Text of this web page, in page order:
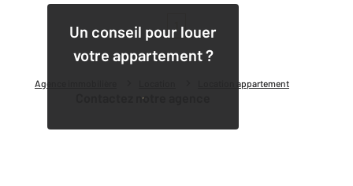
Agence immobilière Location appartement
Un conseil pour louer
votre appartement ?
Contactez notre agence
1